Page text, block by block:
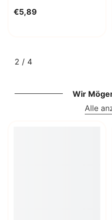
STANLAB
€5,89
2 / von
4
Wir
Alle